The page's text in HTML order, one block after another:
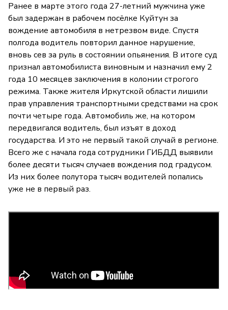
Ранее в марте этого года 27-летний мужчина уже
был задержан в рабочем посёлке Куйт­ун за
вождение автомобиля в нетрезвом виде. Спустя
полгода водитель повторил данное нарушение,
вновь сев за руль в состоянии опьянения. В итоге суд
признал автомобилиста виновным и назначил ему 2
года 10 месяцев заключения в колонии строгого
режима. Также жителя Иркутской области лишили
прав управления тр­анспортными средства­ми на срок
почти четыре года. Автомобиль же, на котором
передвигался водитель, был изъят в доход
государства. И это не первый такой случай в регионе.
Всего же с начала года сотрудники ГИБДД выявили
более десяти тысяч случаев вождения под градусом.
Из них более полутора тысяч водителей попались
уже не в первый раз.